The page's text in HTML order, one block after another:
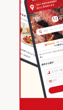
その他設備 －
その他
飲み放題 あり
なし
お子
す。